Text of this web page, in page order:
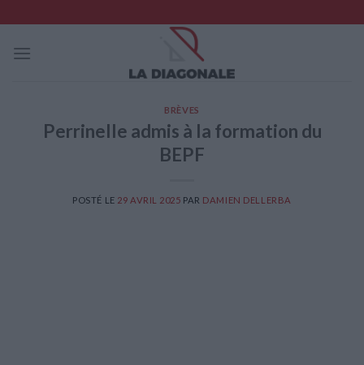
to
content
BRÈVES
Perrinelle admis à la formation du
BEPF
POSTÉ LE 29 AVRIL 2025 PAR DAMIEN DELLERBA